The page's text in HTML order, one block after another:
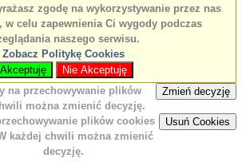
zgodę na wykorzystywanie przez nas
w celu zapewnienia Ci wygody podczas
naszego serwisu.
Zobacz Politykę Cookies
Akceptuję
Nie Akceptuję
Zmień decyzję
na przechowywanie plików
można zmienić decyzję.
Usuń Cookies
plików cookies
każdej chwili można zmienić
decyzję.